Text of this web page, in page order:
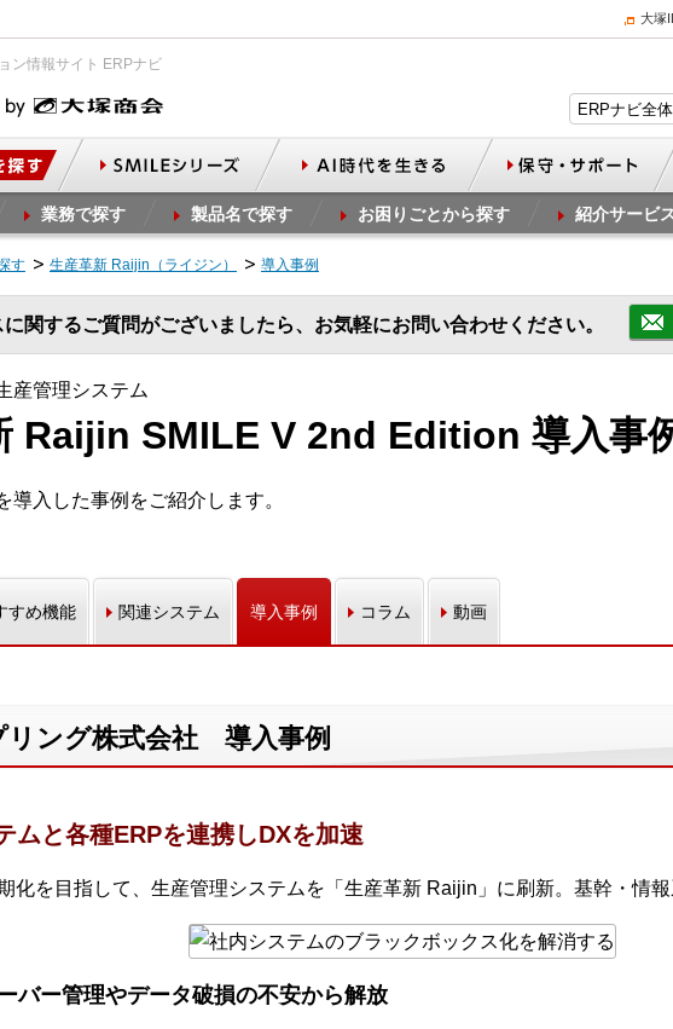
大塚
ン情報サイト ERPナビ
業務で探す 製品名で探す お困りごとから探す 紹介サービ
す 生産革新 Raijin（ライジン） 導入事例
関するご質問がございましたら、お気軽にお問い合わせください。
産管理システム
Raijin SMILE V 2nd Edition 導入事
導入した事例をご紹介します。
すめ機能 関連システム 導入事例 コラム 動画
リング株式会社 導入事例
ムと各種ERPを連携しDXを加速
化を目指して、生産管理システムを「生産革新 Raijin」に刷新。基幹・情
バー管理やデータ破損の不安から解放